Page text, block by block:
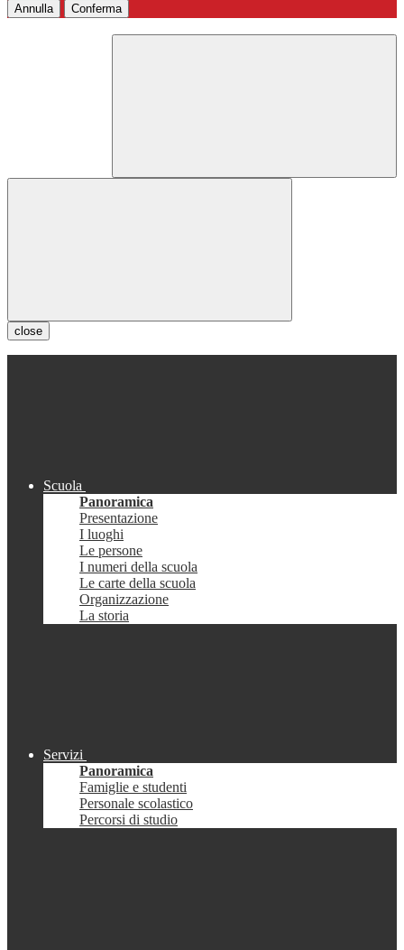
Annulla Conferma
close
Scuola
Panoramica
Presentazione
I luoghi
Le persone
I numeri della scuola
Le carte della scuola
Organizzazione
La storia
Servizi
Panoramica
Famiglie e studenti
Personale scolastico
Percorsi di studio